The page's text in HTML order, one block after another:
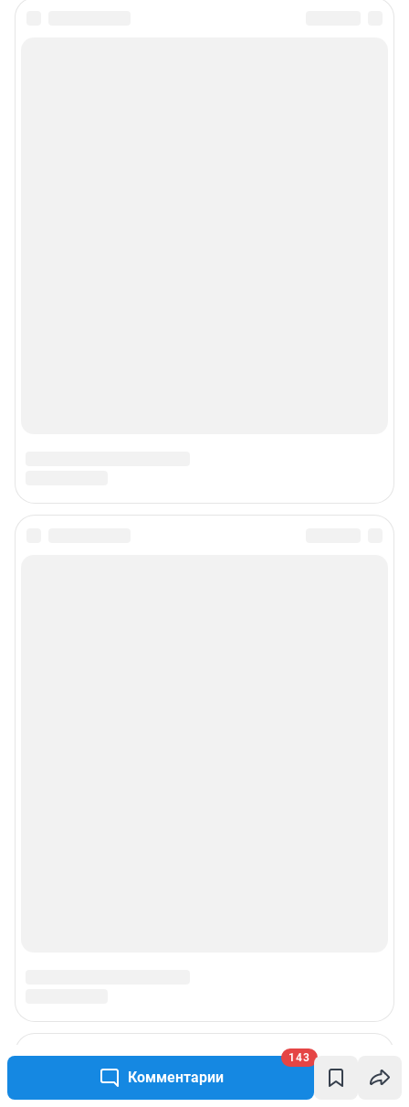
Комментарии
143
Подписаться на новости